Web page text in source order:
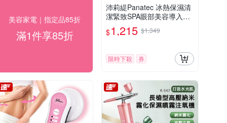
美容家電｜指定品85折
滿1件享85折
沛莉緹Panatec 冰熱保濕清
潔緊致SPA眼部美容導入儀
K-262
$1,215 $1,349
限時下殺 券